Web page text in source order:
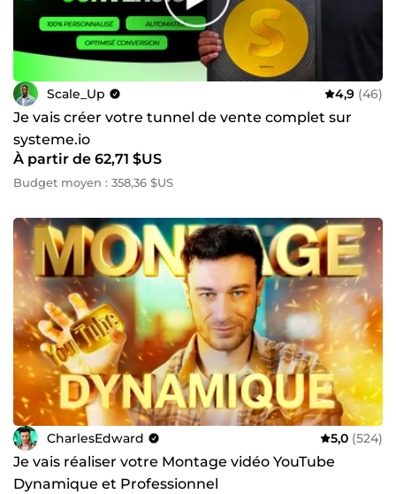
Scale_Up 4,9 (46)
Je vais créer votre tunnel de vente complet sur
systeme.io
À partir de 62,71 $US
Budget moyen : 358,36 $US
CharlesEdward 5,0 (524)
Je vais réaliser votre Montage vidéo YouTube
Dynamique et Professionnel